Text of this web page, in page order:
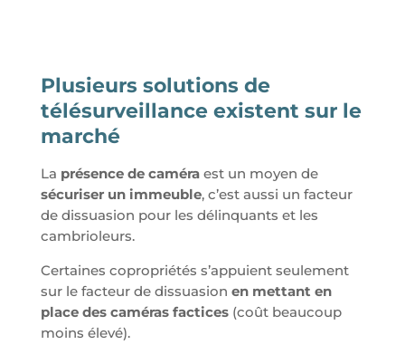
Plusieurs solutions de
télésurveillance existent sur le
marché
La présence de caméraest un moyen de
sécuriser un immeuble, c’est aussi un facteur
de dissuasion pour les délinquants et les
cambrioleurs.
Certaines copropriétés s’appuient seulement
sur le facteur de dissuasion en mettant en
place des caméras factices(coût beaucoup
moins élevé).